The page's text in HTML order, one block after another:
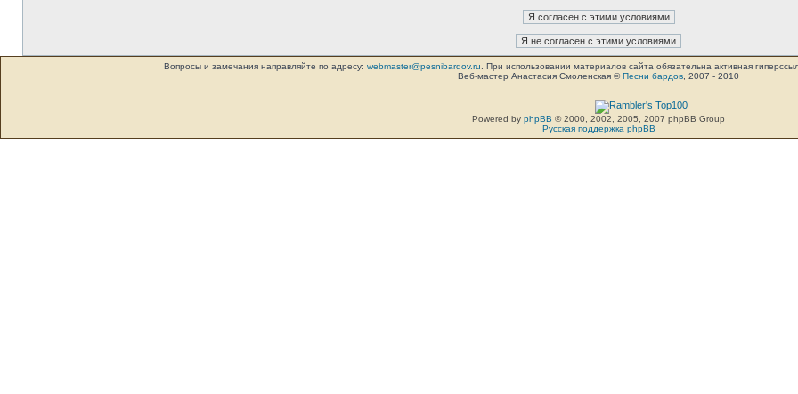
Вопросы и замечания направляйте по адресу: webmaster@pesnibardov.ru . При использовании материалов сайта обязательна активная
Веб-мастер Анастасия Смоленская ©Песни бардов , 2007 - 2010
Powered by phpBB © 2000, 2002, 2005, 2007 phpBB Group
Русская поддержка phpBB